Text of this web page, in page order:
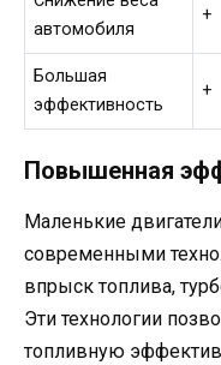
автомобиля
+
Большая
эффективность
+
Повышенная
Маленькие
современными
впрыск топлива,
Эти технологии
топливную